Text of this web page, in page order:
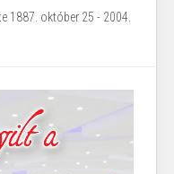
1887. október 25 - 2004.